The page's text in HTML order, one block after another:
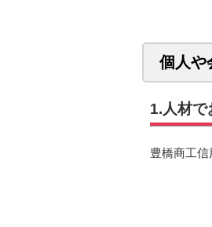
個人や
1.人材で
豊橋商工